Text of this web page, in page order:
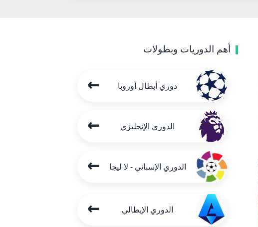
أهم الدوريات وبطولات
دوري أبطال أوروبا ←
الدوري الإنجليزي ←
الدوري الإسباني - لا ليجا ←
الدوري الإيطالي ←